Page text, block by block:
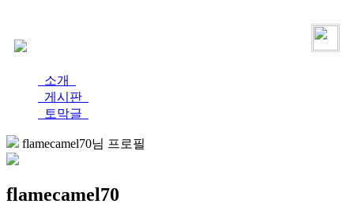
소개
게시판
토막글
flamecamel70님 프로필
flamecamel70